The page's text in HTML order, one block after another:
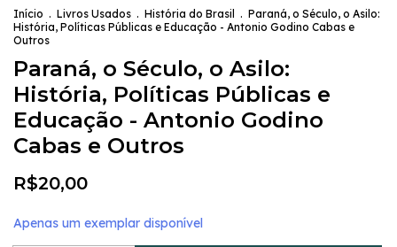
Início . Livros Usados . História do Brasil . Paraná, o Século, o Asilo:
História, Políticas Públicas e Educação - Antonio Godino Cabas e
Outros
Paraná, o Século, o Asilo:
História, Políticas Públicas e
Educação - Antonio Godino
Cabas e Outros
R$20,00
Apenas um exemplar disponível